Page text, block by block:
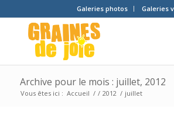
Galeries photos Galeries
Archive pour le mois : juillet, 2012
Vous êtes ici : Accueil / / 2012 / juillet